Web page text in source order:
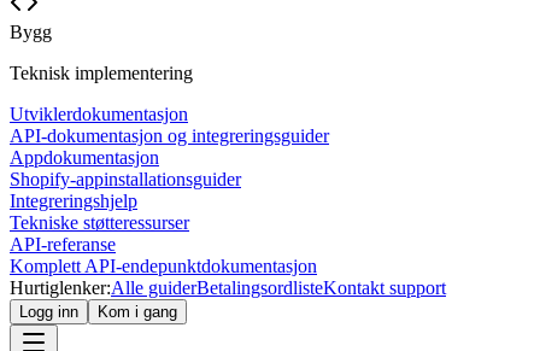
Bygg
Teknisk implementering
Utviklerdokumentasjon
API-dokumentasjon og integreringsguider
Appdokumentasjon
Shopify-appinstallationsguider
Integreringshjelp
Tekniske støtteressurser
API-referanse
Komplett API-endepunktdokumentasjon
Hurtiglenker:Alle guiderBetalingsordlisteKontakt support
Logg inn Kom i gang